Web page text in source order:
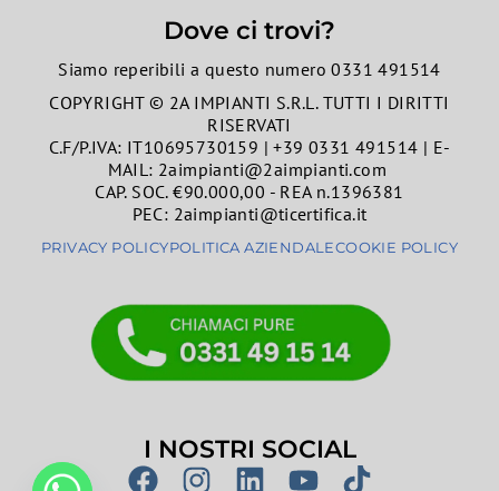
Dove ci trovi?
Siamo reperibili a questo numero 0331 491514
COPYRIGHT © 2A IMPIANTI S.R.L. TUTTI I DIRITTI
RISERVATI
C.F/P.IVA: IT10695730159 | +39 0331 491514 | E-
MAIL: 2aimpianti@2aimpianti.com
CAP. SOC. €90.000,00 - REA n.1396381
PEC: 2aimpianti@ticertifica.it
PRIVACY POLICYPOLITICA AZIENDALECOOKIE POLICY
I NOSTRI SOCIAL
F I L Y T